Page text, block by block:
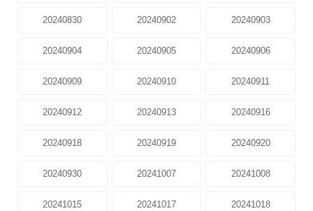
20240830 20240902 20240903
20240904 20240905 20240906
20240909 20240910 20240911
20240912 20240913 20240916
20240918 20240919 20240920
20240930 20241007 20241008
20241015 20241017 20241018